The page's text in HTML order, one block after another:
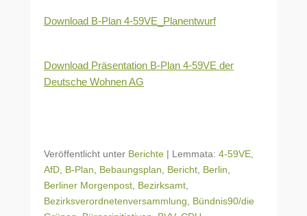
Download B-Plan 4-59VE_Planentwurf
Download Präsentation B-Plan 4-59VE der
Deutsche Wohnen AG
Veröffentlicht unter Berichte | Lemmata: 4-59VE
AfD B-Plan Bebaungsplan Bericht Berlin
Berliner Morgenpost Bezirksamt
Bezirksverordnetenversammlung
Bündnis90/die